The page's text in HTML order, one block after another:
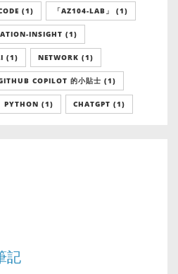
(1) 「AZ104-LAB」 (1)
INSIGHT (1)
(1) NETWORK (1)
COPILOT 的小貼士 (1)
PYTHON (1) CHATGPT (1)
記